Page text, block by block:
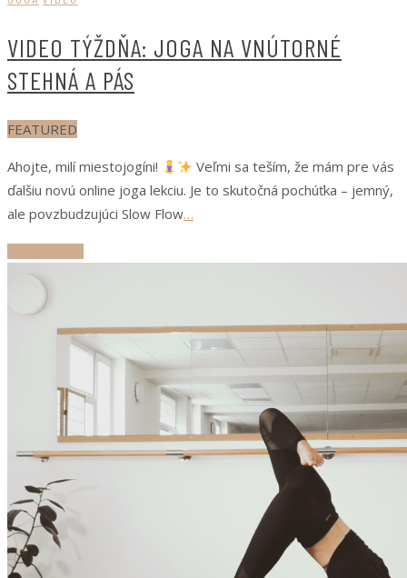
VIDEO TÝŽDŇA: JOGA NA VNÚTORNÉ
STEHNÁ A PÁS
FEATURED
Ahojte, milí miestojogíni!
Veľmi sa teším, že mám pre vás
ďalšiu novú online joga lekciu. Je to skutočná pochúťka – jemný,
ale povzbudzujúci Slow Flow…